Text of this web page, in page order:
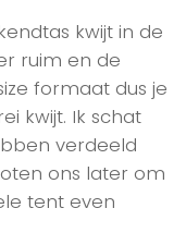
kwijt in de
ruim en de
formaat dus je
kwijt. Ik schat
verdeeld
ons later om
tent even